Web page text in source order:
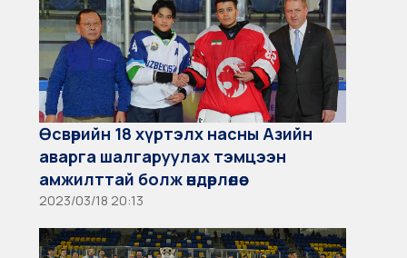
Өсвөрийн 18 хүртэлх насны Азийн
аварга шалгаруулах тэмцээн
амжилттай болж өндөрлөлөө.
2023/03/18 20:13